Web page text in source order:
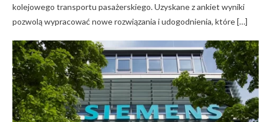
kolejowego transportu pasażerskiego. Uzyskane z ankiet wyniki
pozwolą wypracować nowe rozwiązania i udogodnienia, które […]